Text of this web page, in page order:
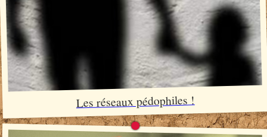
Les réseaux pédophiles !